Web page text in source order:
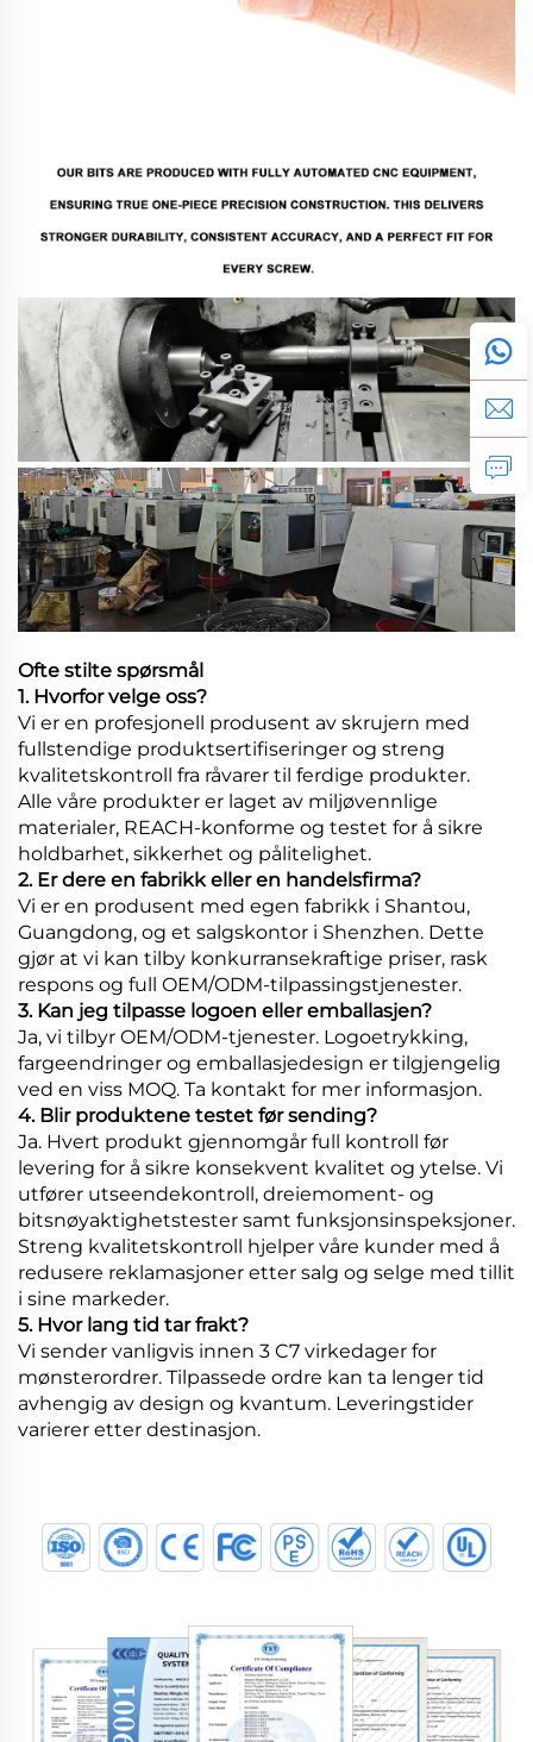
Ofte stilte spørsmål
1. Hvorfor velge oss?
Vi er en profesjonell produsent av skrujern med
fullstendige produktsertifiseringer og streng
kvalitetskontroll fra råvarer til ferdige produkter.
Alle våre produkter er laget av miljøvennlige
materialer, REACH-konforme og testet for å sikre
holdbarhet, sikkerhet og pålitelighet.
2. Er dere en fabrikk eller en handelsfirma?
Vi er en produsent med egen fabrikk i Shantou,
Guangdong, og et salgskontor i Shenzhen. Dette
gjør at vi kan tilby konkurransekraftige priser, rask
respons og full OEM/ODM-tilpassingstjenester.
3. Kan jeg tilpasse logoen eller emballasjen?
Ja, vi tilbyr OEM/ODM-tjenester. Logoetrykking,
fargeendringer og emballasjedesign er tilgjengelig
ved en viss MOQ. Ta kontakt for mer informasjon.
4. Blir produktene testet før sending?
Ja. Hvert produkt gjennomgår full kontroll før
levering for å sikre konsekvent kvalitet og ytelse. Vi
utfører utseendekontroll, dreiemoment- og
bitsnøyaktighetstester samt funksjonsinspeksjoner.
Streng kvalitetskontroll hjelper våre kunder med å
redusere reklamasjoner etter salg og selge med tillit
i sine markeder.
5. Hvor lang tid tar frakt?
Vi sender vanligvis innen 3 C7 virkedager for
mønsterordrer. Tilpassede ordre kan ta lenger tid
avhengig av design og kvantum. Leveringstider
varierer etter destinasjon.